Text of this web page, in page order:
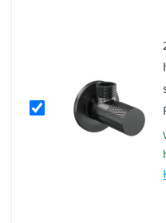
makkelijk schoon te
ontworpen om jarenlang
vochtige
vandaag